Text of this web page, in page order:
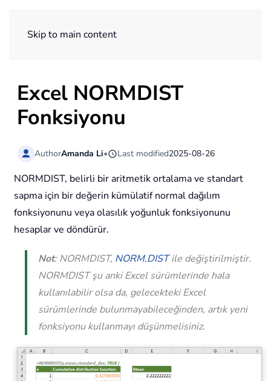
Skip to main content
Excel NORMDIST
Fonksiyonu
AuthorAmanda Li• Last modified2025-08-26
NORMDIST, belirli bir aritmetik ortalama ve standart
sapma için bir değerin kümülatif normal dağılım
fonksiyonunu veya olasılık yoğunluk fonksiyonunu
hesaplar ve döndürür.
Not: NORMDIST, NORM.DISTile değiştirilmiştir.
NORMDIST şu anki Excel sürümlerinde hala
kullanılabilir olsa da, gelecekteki Excel
sürümlerinde bulunmayabileceğinden, artık yeni
fonksiyonu kullanmayı düşünmelisiniz.